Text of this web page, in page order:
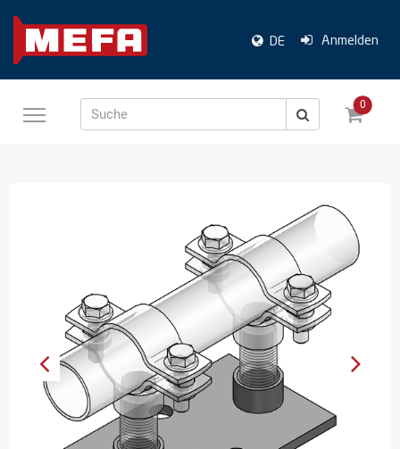
DE Anmelden
Suche
0